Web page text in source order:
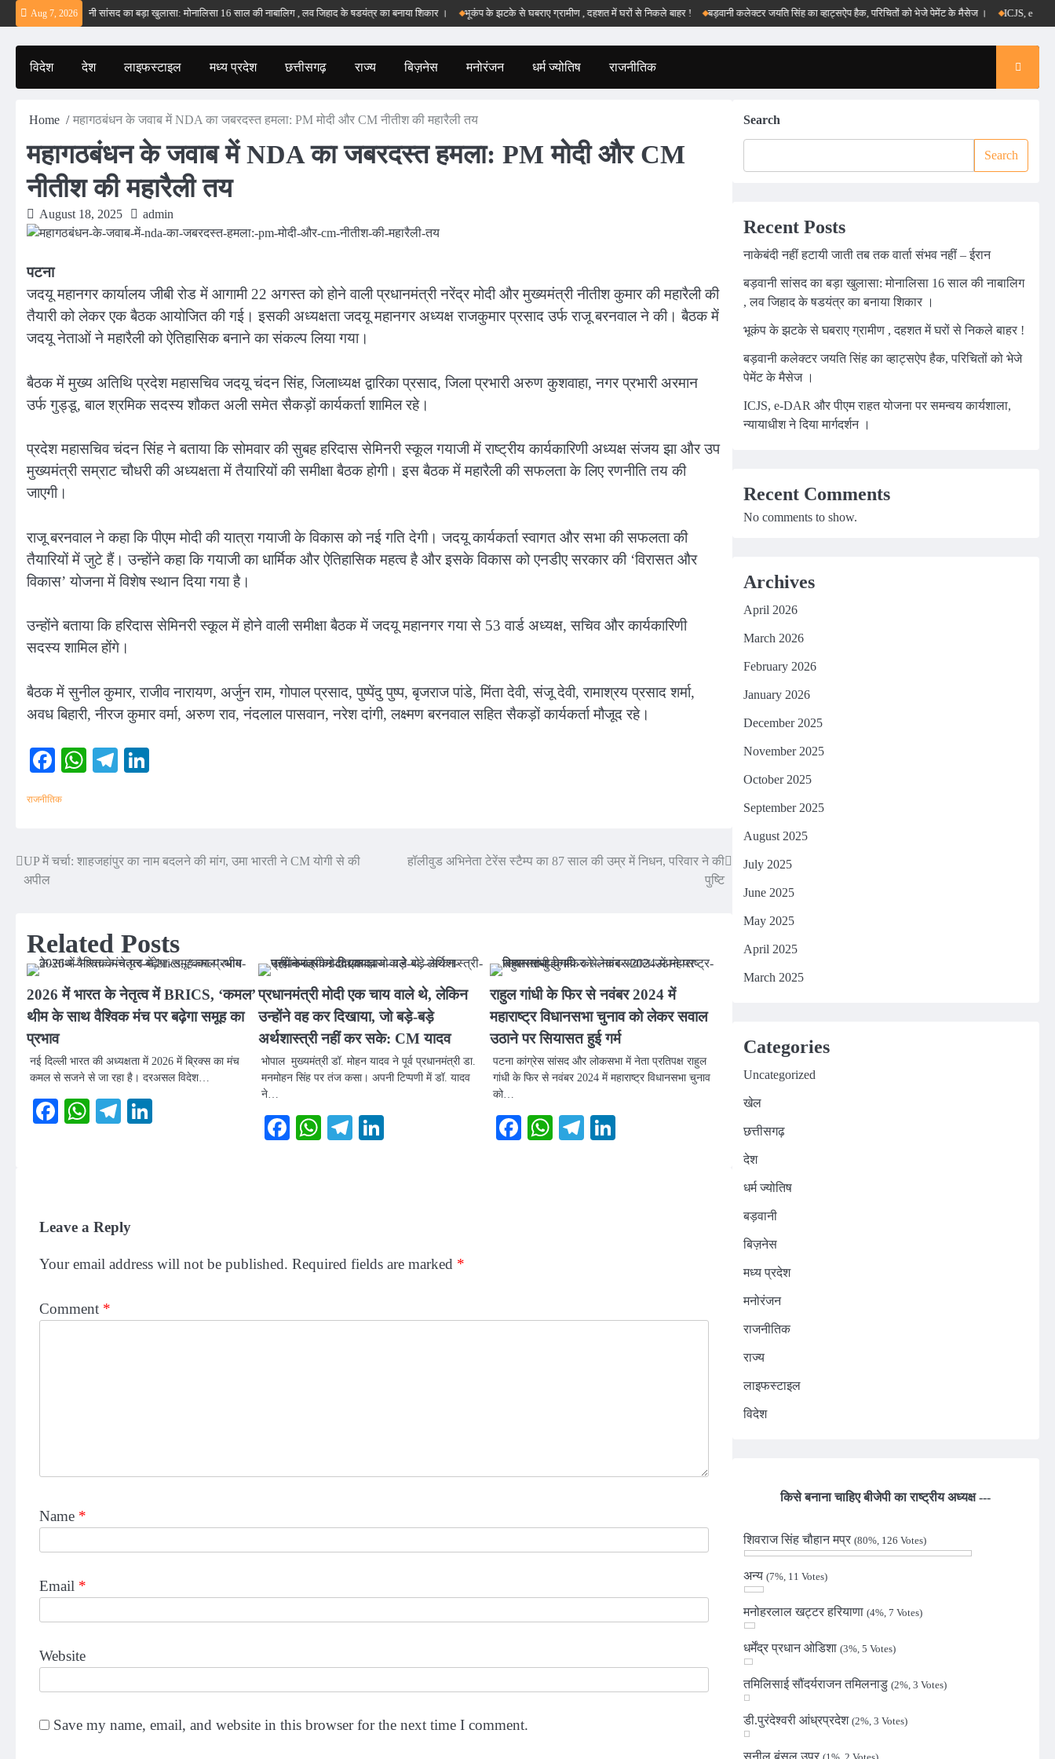
Skip
to
content
Aug 7, 2026
ईरान बड़वानी सांसद का बड़ा खुलासा: मोनालिसा 16 साल की नाबालिग , लव जिहाद के षडयंत्र का बनाया शिकार । भूकंप के झटके से घबराए ग्रामीण , दहशत में घरों से निकले बाहर ! बड़वानी कलेक्टर जयति सिंह का व्हाट्सऐप हैक, परिचितों को भेजे पेमेंट के मैसेज । ICJS, e-DAR और
विदेश देश लाइफस्टाइल मध्य प्रदेश छत्तीसगढ़ राज्य बिज़नेस मनोरंजन धर्म ज्योतिष राजनीतिक
Home महागठबंधन के जवाब में NDA का जबरदस्त हमला: PM मोदी और CM नीतीश की महारैली तय
महागठबंधन के जवाब में NDA का जबरदस्त हमला: PM मोदी और CM
नीतीश की महारैली तय
August 18, 2025 admin
पटना
जदयू महानगर कार्यालय जीबी रोड में आगामी 22 अगस्त को होने वाली प्रधानमंत्री नरेंद्र मोदी और मुख्यमंत्री नीतीश कुमार की महारैली की
तैयारी को लेकर एक बैठक आयोजित की गई। इसकी अध्यक्षता जदयू महानगर अध्यक्ष राजकुमार प्रसाद उर्फ राजू बरनवाल ने की। बैठक में
जदयू नेताओं ने महारैली को ऐतिहासिक बनाने का संकल्प लिया गया।
बैठक में मुख्य अतिथि प्रदेश महासचिव जदयू चंदन सिंह, जिलाध्यक्ष द्वारिका प्रसाद, जिला प्रभारी अरुण कुशवाहा, नगर प्रभारी अरमान
उर्फ गुड्डू, बाल श्रमिक सदस्य शौकत अली समेत सैकड़ों कार्यकर्ता शामिल रहे।
प्रदेश महासचिव चंदन सिंह ने बताया कि सोमवार की सुबह हरिदास सेमिनरी स्कूल गयाजी में राष्ट्रीय कार्यकारिणी अध्यक्ष संजय झा और उप
मुख्यमंत्री सम्राट चौधरी की अध्यक्षता में तैयारियों की समीक्षा बैठक होगी। इस बैठक में महारैली की सफलता के लिए रणनीति तय की
जाएगी।
राजू बरनवाल ने कहा कि पीएम मोदी की यात्रा गयाजी के विकास को नई गति देगी। जदयू कार्यकर्ता स्वागत और सभा की सफलता की
तैयारियों में जुटे हैं। उन्होंने कहा कि गयाजी का धार्मिक और ऐतिहासिक महत्व है और इसके विकास को एनडीए सरकार की ‘विरासत और
विकास’ योजना में विशेष स्थान दिया गया है।
उन्होंने बताया कि हरिदास सेमिनरी स्कूल में होने वाली समीक्षा बैठक में जदयू महानगर गया से 53 वार्ड अध्यक्ष, सचिव और कार्यकारिणी
सदस्य शामिल होंगे।
बैठक में सुनील कुमार, राजीव नारायण, अर्जुन राम, गोपाल प्रसाद, पुष्पेंदु पुष्प, बृजराज पांडे, मिंता देवी, संजू देवी, रामाश्रय प्रसाद शर्मा,
अवध बिहारी, नीरज कुमार वर्मा, अरुण राव, नंदलाल पासवान, नरेश दांगी, लक्ष्मण बरनवाल सहित सैकड़ों कार्यकर्ता मौजूद रहे।
Facebook
WhatsApp
Telegram
राजनीतिक
Post
UP में चर्चा: शाहजहांपुर का नाम बदलने की मांग, उमा भारती ने CM योगी से की
अपील
हॉलीवुड अभिनेता टेरेंस स्टैम्प का 87 साल की उम्र में निधन, परिवार ने की
पुष्टि
Related Posts
2026 में भारत के नेतृत्व में BRICS, ‘कमल’
थीम के साथ वैश्विक मंच पर बढ़ेगा समूह का
प्रभाव
नई दिल्ली भारत की अध्यक्षता में 2026 में ब्रिक्स का मंच
कमल से सजने से जा रहा है। दरअसल विदेश…
Facebook
WhatsApp
Telegram
प्रधानमंत्री मोदी एक चाय वाले थे, लेकिन
उन्होंने वह कर दिखाया, जो बड़े-बड़े
अर्थशास्त्री नहीं कर सके: CM यादव
भोपाल मुख्यमंत्री डॉ. मोहन यादव ने पूर्व प्रधानमंत्री डा.
मनमोहन सिंह पर तंज कसा। अपनी टिप्पणी में डॉ. यादव
ने…
Facebook
WhatsApp
Telegram
राहुल गांधी के फिर से नवंबर 2024 में
महाराष्ट्र विधानसभा चुनाव को लेकर सवाल
उठाने पर सियासत हुई गर्म
पटना कांग्रेस सांसद और लोकसभा में नेता प्रतिपक्ष राहुल
गांधी के फिर से नवंबर 2024 में महाराष्ट्र विधानसभा चुनाव
को…
Facebook
WhatsApp
Telegram
Leave a Reply
Your email address will not be published. Required fields are marked *
Comment *
Name *
Email *
Website
Save my name, email, and website in this browser for the next time I comment.
Search
Search
Recent Posts
नाकेबंदी नहीं हटायी जाती तब तक वार्ता संभव नहीं – ईरान
बड़वानी सांसद का बड़ा खुलासा: मोनालिसा 16 साल की नाबालिग
, लव जिहाद के षडयंत्र का बनाया शिकार ।
भूकंप के झटके से घबराए ग्रामीण , दहशत में घरों से निकले बाहर !
बड़वानी कलेक्टर जयति सिंह का व्हाट्सऐप हैक, परिचितों को भेजे
पेमेंट के मैसेज ।
ICJS, e-DAR और पीएम राहत योजना पर समन्वय कार्यशाला,
न्यायाधीश ने दिया मार्गदर्शन ।
Recent Comments
No comments to show.
Archives
April 2026
March 2026
February 2026
January 2026
December 2025
November 2025
October 2025
September 2025
August 2025
July 2025
June 2025
May 2025
April 2025
March 2025
Categories
Uncategorized
खेल
छत्तीसगढ़
देश
धर्म ज्योतिष
बड़वानी
बिज़नेस
मध्य प्रदेश
मनोरंजन
राजनीतिक
राज्य
लाइफस्टाइल
विदेश
किसे बनाना चाहिए बीजेपी का राष्ट्रीय अध्यक्ष ---
शिवराज सिंह चौहान मप्र (80%, 126 Votes)
अन्य (7%, 11 Votes)
मनोहरलाल खट्टर हरियाणा (4%, 7 Votes)
धर्मेंद्र प्रधान ओडिशा (3%, 5 Votes)
तमिलिसाई सौंदर्यराजन तमिलनाडु (2%, 3 Votes)
डी.पुरंदेश्वरी आंध्रप्रदेश (2%, 3 Votes)
सुनील बंसल उप्र